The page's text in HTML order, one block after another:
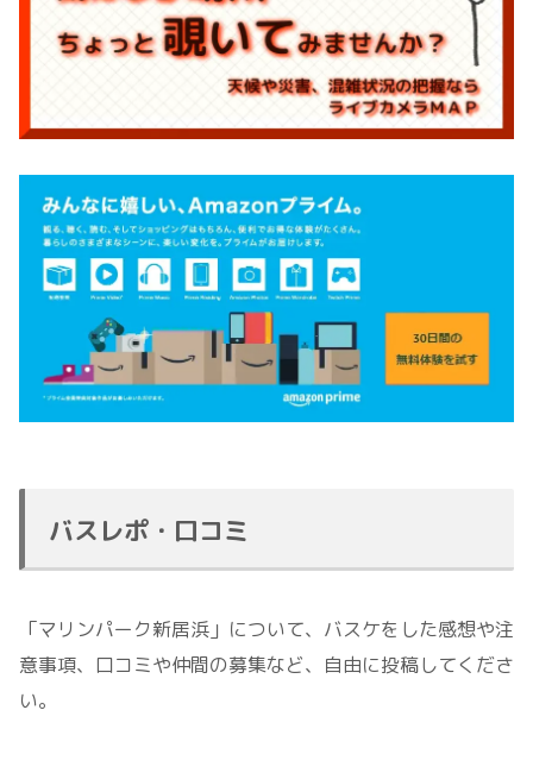
バスレポ・口コミ
「マリンパーク新居浜」について、バスケをした感想や注
意事項、口コミや仲間の募集など、自由に投稿してくださ
い。